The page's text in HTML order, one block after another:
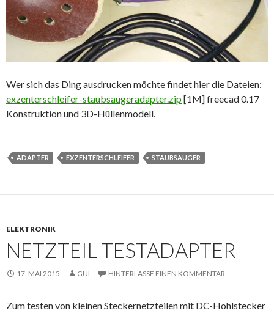
Wer sich das Ding ausdrucken möchte findet hier die Dateien:
exzenterschleifer-staubsaugeradapter.zip [1M] freecad 0.17
Konstruktion und 3D-Hüllenmodell.
ADAPTER EXZENTERSCHLEIFER STAUBSAUGER
ELEKTRONIK
NETZTEIL TESTADAPTER
17. MAI 2015 GUI HINTERLASSE EINEN KOMMENTAR
Zum testen von kleinen Steckernetzteilen mit DC-Hohlstecker